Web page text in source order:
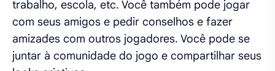
trabalho, escola, etc. Você também pode jogar
com seus amigos e pedir conselhos e fazer
amizades com outros jogadores. Você pode se
juntar à comunidade do jogo e compartilhar seus